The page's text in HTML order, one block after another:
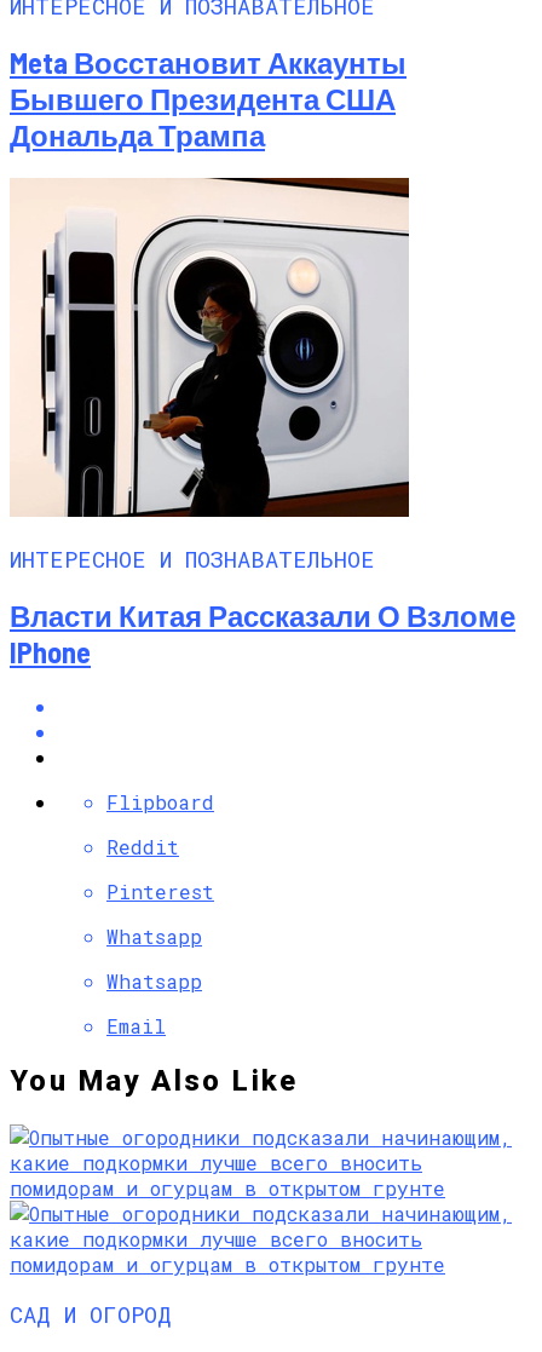
Meta Восстановит Аккаунты
Бывшего Президента США
Дональда Трампа
ИНТЕРЕСНОЕ И ПОЗНАВАТЕЛЬНОЕ
Власти Китая Рассказали О Взломе
IPhone
Flipboard
Reddit
Pinterest
Whatsapp
Whatsapp
Email
You May Also Like
САД И ОГОРОД